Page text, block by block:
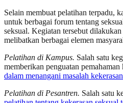
Selain membuat pelatihan terpadu,
untuk berbagai forum tentang
seksual. Kegiatan tersebut
melibatkan berbagai elemen
Pelatihan di Kampus. Salah satu
memberikan penguatan pemahaman
dalam menangani masalah
Pelatihan di Pesantren. Salah satu